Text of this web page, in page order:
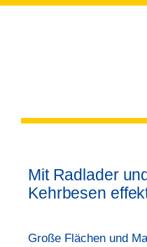
Mit Radlader
Kehrbesen
Große Flächen und